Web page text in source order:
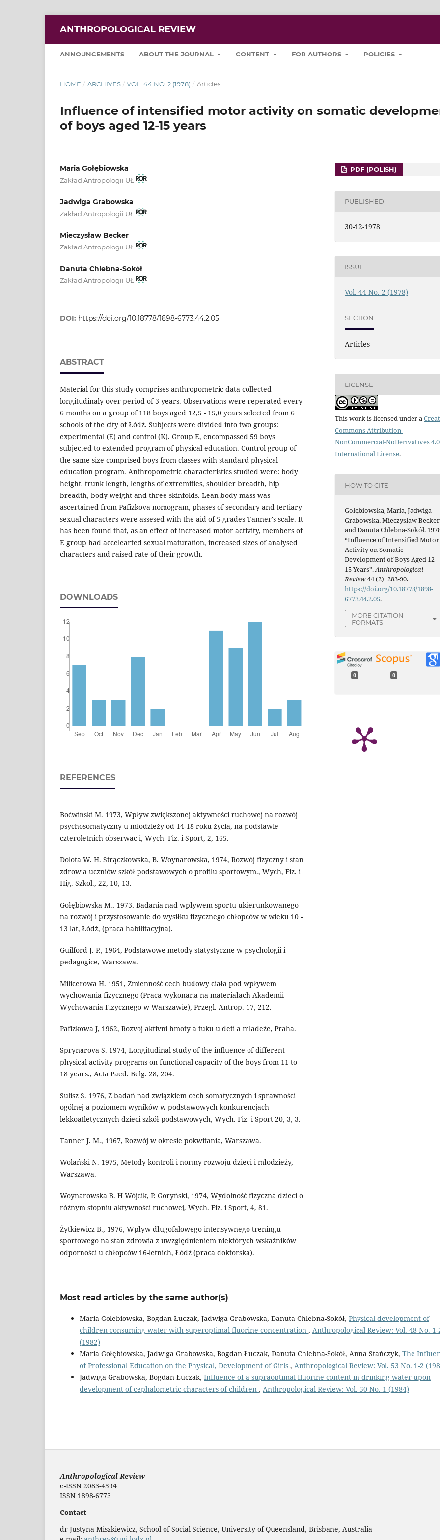
ANTHROPOLOGICAL REVIEW
ANNOUNCEMENTS ABOUT THE JOURNAL CONTENT FOR AUTHORS POLICIES
HOME / ARCHIVES / VOL. 44 NO. 2 (1978) / Articles
Influence of intensified motor activity on somatic
of boys aged 12-15 years
Maria Gołębiowska
Zakład Antropologii UŁ
Jadwiga Grabowska
Zakład Antropologii UŁ
Mieczysław Becker
Zakład Antropologii UŁ
Danuta Chlebna-Sokół
Zakład Antropologii UŁ
DOI: https://doi.org/10.18778/1898-6773.44.2.05
ABSTRACT
Material for this study comprises anthropometric data collected
longitudinaly over period of 3 years. Observations were reperated every
6 months on a group of 118 boys aged 12,5 - 15,0 years selected from 6
schools of the city of Łódź. Subjects were divided into two groups:
experimental (E) and control (K). Group E, encompassed 59 boys
subjected to extended program of physical education. Control group of
the same size comprised boys from classes with standard physical
education program. Anthropometric characteristics studied were: body
height, trunk length, lengths of extremities, shoulder breadth, hip
breadth, body weight and three skinfolds. Lean body mass was
ascertained from Pafizkova nomogram, phases of secondary and tertiary
sexual characters were assesed with the aid of 5-grades Tanner's scale. It
has been found that, as an effect of increased motor activity, members of
E group had accelearted sexual maturation, increased sizes of analysed
characters and raised rate of their growth.
DOWNLOADS
REFERENCES
Boćwiński M. 1973, Wpływ zwiększonej aktywności ruchowej na rozwój
psychosomatyczny u młodzieży od 14-18 roku życia, na podstawie
czteroletnich obserwacji, Wych. Fiz. i Sport, 2, 165.
Dolota W. H. Strączkowska, B. Woynarowska, 1974, Rozwój fizyczny i stan
zdrowia uczniów szkół podstawowych o profilu sportowym., Wych, Fiz. i
Hig. Szkol., 22, 10, 13.
Gołębiowska M., 1973, Badania nad wpływem sportu ukierunkowanego
na rozwój i przystosowanie do wysiłku fizycznego chłopców w wieku 10 -
13 lat, Łódź, (praca habilitacyjna).
Guilford J. P., 1964, Podstawowe metody statystyczne w psychologii i
pedagogice, Warszawa.
Milicerowa H. 1951, Zmienność cech budowy ciała pod wpływem
wychowania fizycznego (Praca wykonana na materiałach Akademii
Wychowania Fizycznego w Warszawie), Przegl. Antrop. 17, 212.
Pafizkowa J, 1962, Rozvoj aktivni hmoty a tuku u deti a mladeże, Praha.
Sprynarova S. 1974, Longitudinal study of the influence of different
physical activity programs on functional capacity of the boys from 11 to
18 years., Acta Paed. Belg. 28, 204.
Sulisz S. 1976, Z badań nad związkiem cech somatycznych i sprawności
ogólnej a poziomem wyników w podstawowych konkurencjach
lekkoatletycznych dzieci szkół podstawowych, Wych. Fiz. i Sport 20, 3, 3.
Tanner J. M., 1967, Rozwój w okresie pokwitania, Warszawa.
Wolański N. 1975, Metody kontroli i normy rozwoju dzieci i młodzieży,
Warszawa.
Woynarowska B. H Wójcik, P. Goryński, 1974, Wydolność fizyczna dzieci o
różnym stopniu aktywności ruchowej, Wych. Fiz. i Sport, 4, 81.
Żytkiewicz B., 1976, Wpływ długofalowego intensywnego treningu
sportowego na stan zdrowia z uwzględnieniem niektórych wskaźników
odporności u chłopców 16-letnich, Łódź (praca doktorska).
PDF (POLISH)
PUBLISHED
30-12-1978
ISSUE
Vol. 44 No. 2 (1978)
SECTION
Articles
LICENSE
This work is licensed under a
Commons Attribution-
NonCommercial-NoDerivatives 4.0
International License.
HOW TO CITE
Gołębiowska, Maria, Jadwiga
Grabowska, Mieczysław
and Danuta Chlebna-Sokół.
“Influence of Intensified Motor
Activity on Somatic
Development of Boys Aged 12-
15 Years”.Anthropological
Review44 (2): 283-90.
https://doi.org/10.18778/1898-
6773.44.2.05.
MORE CITATION
FORMATS
0 0
Most read articles by the same author(s)
Maria Golebiowska, Bogdan Łuczak, Jadwiga Grabowska, Danuta Chlebna-Sokół, Physical development of
children consuming water with superoptimal fluorine concentration , Anthropological Review: Vol. 48 No. 1-
(1982)
Maria Gołębiowska, Jadwiga Grabowska, Bogdan Łuczak, Danuta Chlebna-Sokół, Anna Stańczyk, The
of Professional Education on the Physical, Development of Girls , Anthropological Review: Vol. 53 No. 1-2
Jadwiga Grabowska, Bogdan Łuczak, Influence of a supraoptimal fluorine content in drinking water upon
development of cephalometric characters of children , Anthropological Review: Vol. 50 No. 1 (1984)
Anthropological Review
e-ISSN 2083-4594
ISSN 1898-6773
Contact
dr Justyna Miszkiewicz, School of Social Science, University of Queensland, Brisbane, Australia